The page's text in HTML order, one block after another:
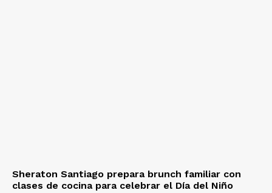
Sheraton Santiago prepara brunch familiar con
clases de cocina para celebrar el Día del Niño